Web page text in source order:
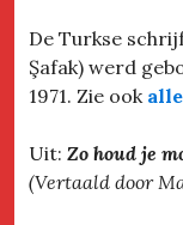
De Turkse
Şafak) werd
1971. Zie ook
Uit: Zo houd je
(Vertaald door